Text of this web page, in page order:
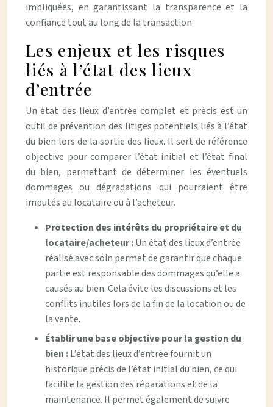
impliquées, en garantissant la transparence et la
confiance tout au long de la transaction.
Les enjeux et les risques
liés à l’état des lieux
d’entrée
Un état des lieux d’entrée complet et précis est un
outil de prévention des litiges potentiels liés à l’état
du bien lors de la sortie des lieux. Il sert de référence
objective pour comparer l’état initial et l’état final
du bien, permettant de déterminer les éventuels
dommages ou dégradations qui pourraient être
imputés au locataire ou à l’acheteur.
Protection des intérêts du propriétaire et du
locataire/acheteur :Un état des lieux d’entrée
réalisé avec soin permet de garantir que chaque
partie est responsable des dommages qu’elle a
causés au bien. Cela évite les discussions et les
conflits inutiles lors de la fin de la location ou de
la vente.
Établir une base objective pour la gestion du
bien :L’état des lieux d’entrée fournit un
historique précis de l’état initial du bien, ce qui
facilite la gestion des réparations et de la
maintenance. Il permet également de suivre